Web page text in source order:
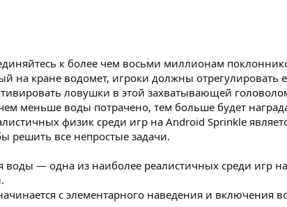
к более чем восьми миллионам
на кране водомет, игроки должны отрегулировать
ловушки в этой захватывающей
меньше воды потрачено, тем больше будет
физик среди игр на Android Sprinkle
решить все непростые задачи.
воды — одна из наиболее реалистичных среди игр
с элементарного наведения и включения